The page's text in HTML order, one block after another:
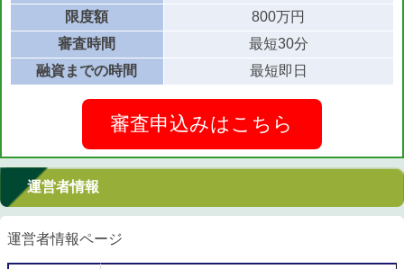
限度額
800万円
審査時間
最短30分
融資までの時間
最短即日
審査申込みはこちら
運営者情報
運営者情報ページ